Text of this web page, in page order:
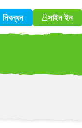
নিবন্ধন সাইন ইন